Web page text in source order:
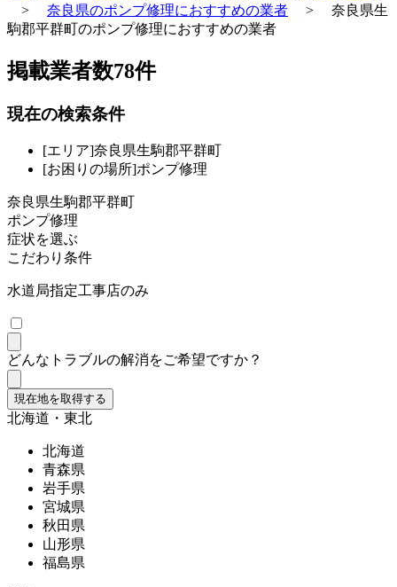
> 奈良県のポンプ修理におすすめの業者 > 奈良県生
駒郡平群町のポンプ修理におすすめの業者
掲載業者数78件
現在の検索条件
[エリア]奈良県生駒郡平群町
[お困りの場所]ポンプ修理
奈良県生駒郡平群町
ポンプ修理
症状を選ぶ
こだわり条件
水道局指定工事店のみ
どんなトラブルの解消をご希望ですか？
現在地を取得する
北海道・東北
北海道
青森県
岩手県
宮城県
秋田県
山形県
福島県